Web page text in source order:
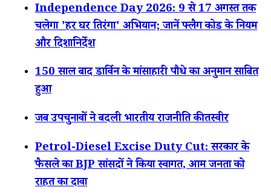
Independence Day 2026: 9 से 17 अगस्त तक
चलेगा 'हर घर तिरंगा' अभियान; जानें फ्लैग कोड के नियम
और दिशानिर्देश
150 साल बाद डार्विन के मांसाहारी पौधे का अनुमान साबित
हुआ
जब उपचुनावों ने बदली भारतीय राजनीति की तस्वीर
Petrol-Diesel Excise Duty Cut: सरकार के
फैसले का BJP सांसदों ने किया स्वागत, आम जनता को
राहत का दावा